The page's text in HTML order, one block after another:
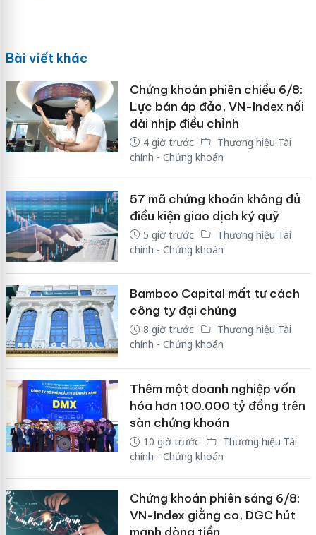
Bài viết khác
Chứng khoán phiên chiều 6/8:
Lực bán áp đảo, VN-Index nối
dài nhịp điều chỉnh
4 giờ trước
Thương hiệu Tài
chính - Chứng khoán
57 mã chứng khoán không đủ
điều kiện giao dịch ký quỹ
5 giờ trước
Thương hiệu Tài
chính - Chứng khoán
Bamboo Capital mất tư cách
công ty đại chúng
8 giờ trước
Thương hiệu Tài
chính - Chứng khoán
Thêm một doanh nghiệp vốn
hóa hơn 100.000 tỷ đồng trên
sàn chứng khoán
10 giờ trước
Thương hiệu Tài
chính - Chứng khoán
Chứng khoán phiên sáng 6/8:
VN-Index giằng co, DGC hút